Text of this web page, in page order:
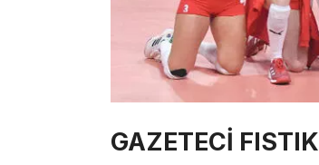
GAZETECİ